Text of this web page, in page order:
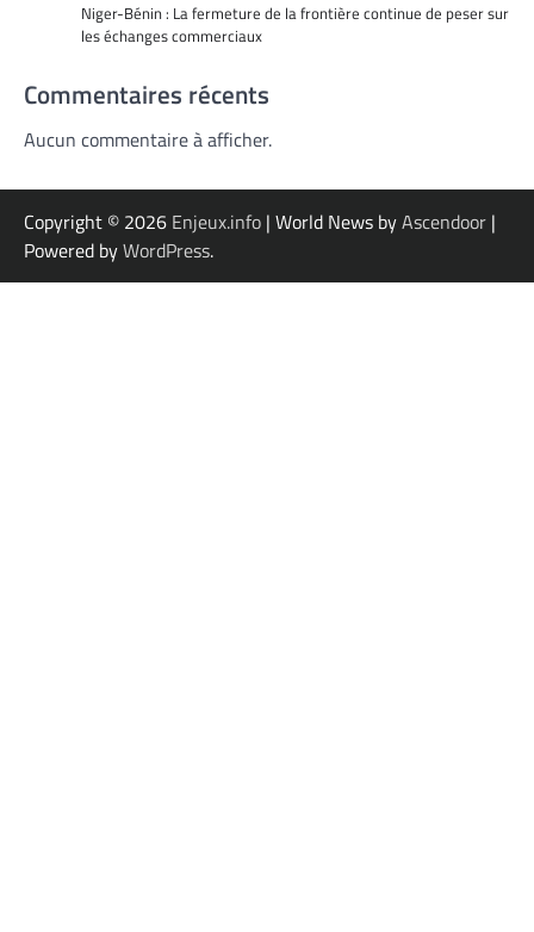
Niger-Bénin : La fermeture de la frontière continue de peser sur
les échanges commerciaux
Commentaires récents
Aucun commentaire à afficher.
Copyright © 2026 Enjeux.info | World News byAscendoor |
Powered byWordPress.